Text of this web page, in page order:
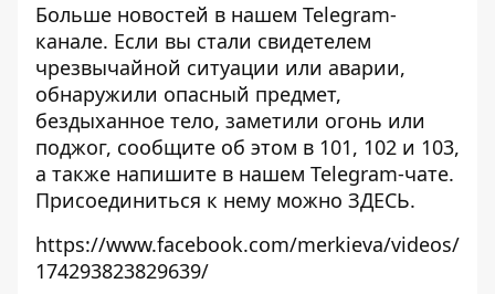
Больше новостей в нашем Telegram-
канале. Если вы стали свидетелем
чрезвычайной ситуации или аварии,
обнаружили опасный предмет,
бездыханное тело, заметили огонь или
поджог, сообщите об этом в 101, 102 и 103,
а также напишите в нашем Telegram-чате.
Присоединиться к нему можно ЗДЕСЬ.
https://www.facebook.com/merkieva/videos/
174293823829639/